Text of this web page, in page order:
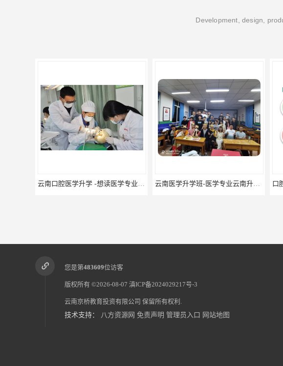
Development, design,
云南口腔医学升学 -想读医学专业的你是否有太多的困惑? 云南医学升学班-医学专业云南升学优势
什么是3+3升学?什么是2+3升学? 口腔医学学校 学校招生的管理制度
您是第483609位访客
版权所有 ©2026-08-07 滇ICP备2024029217号-3
云南京桥教育投资有限公司 保留所有权利.
技术支持： 八方资源网 免责声明 管理员入口 网站地图